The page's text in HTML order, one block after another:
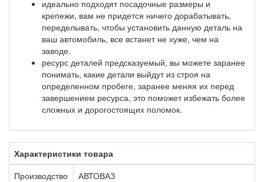
идеально подходят посадочные размеры и
крепежи, вам не придется ничего дорабатывать,
переделывать, чтобы установить данную деталь на
ваш автомобиль, все встанет не хуже, чем на
заводе.
ресурс деталей предсказуемый, вы можете заранее
понимать, какие детали выйдут из строя на
определенном пробеге, заранее меняя их перед
завершением ресурса, это поможет избежать более
сложных и дорогостоящих поломок.
Характеристики товара
Производство
АВТОВАЗ